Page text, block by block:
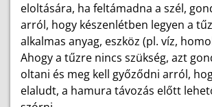
eloltására, ha feltámadna a szél,
arról, hogy készenlétben legyen a
alkalmas anyag, eszköz (pl. víz,
Ahogy a tűzre nincs szükség, azt
oltani és meg kell győződni arról,
elaludt, a hamura távozás előtt